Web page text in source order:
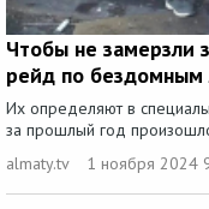
Чтобы не замерзли
рейд по
Их определяют в
за прошлый год
almaty.tv
1 ноября 2024